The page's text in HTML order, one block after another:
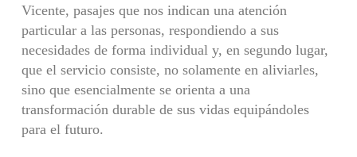
Vicente, pasajes que nos indican una atención
particular a las personas, respondiendo a sus
necesidades de forma individual y, en segundo lugar,
que el servicio consiste, no solamente en aliviarles,
sino que esencialmente se orienta a una
transformación durable de sus vidas equipándoles
para el futuro.